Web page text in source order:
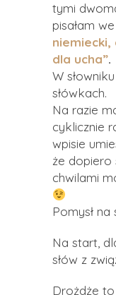
tymi
pisałam
niemiecki,
dla ucha”.
W
słówkach.
Na razie
cyklicznie
wpisie
że dopiero
chwilami
Pomysł
Na start,
słów z
Drożdże to